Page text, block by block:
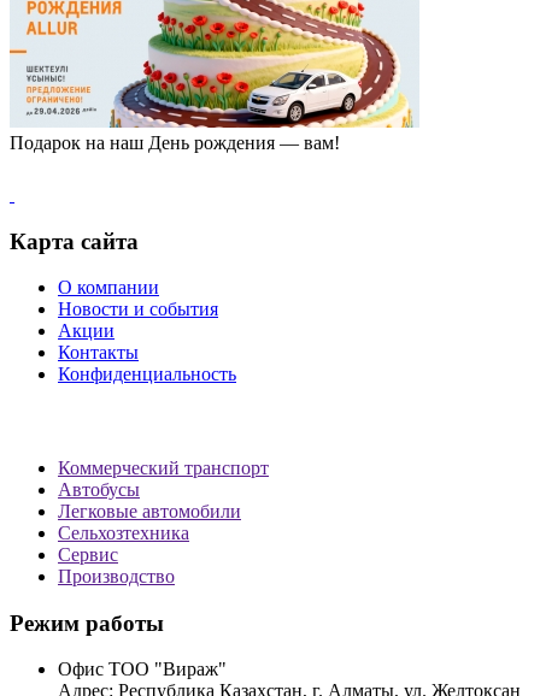
Подарок на наш День рождения — вам!
Карта сайта
О компании
Новости и события
Акции
Контакты
Конфиденциальность
Коммерческий транспорт
Автобусы
Легковые автомобили
Сельхозтехника
Сервис
Производство
Режим работы
Офис ТОО "Вираж"
Адрес: Республика Казахстан, г. Алматы, ул. Желтоксан